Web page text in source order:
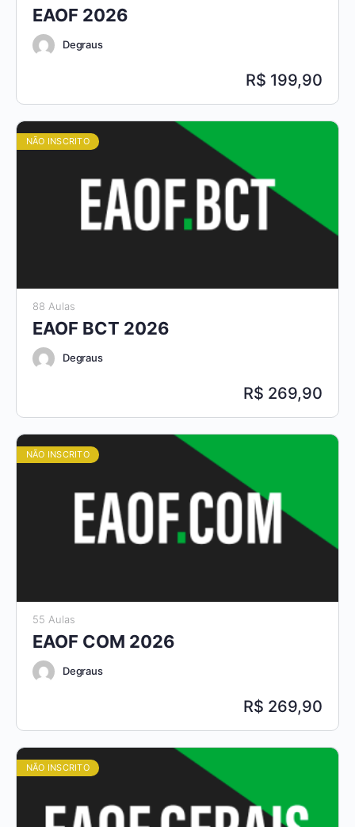
EAOF 2026
Degraus
199,90
NÃO INSCRITO
88 Aulas
EAOF BCT 2026
Degraus
269,90
NÃO INSCRITO
55 Aulas
EAOF COM 2026
Degraus
269,90
NÃO INSCRITO